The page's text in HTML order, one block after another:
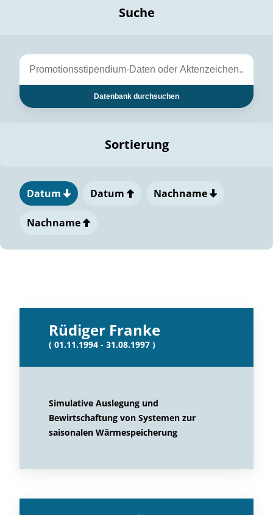
Suche
Datenbank durchsuchen
Sortierung
Datum Datum Nachname
Nachname
Rüdiger Franke
( 01.11.1994 - 31.08.1997 )
Simulative Auslegung und
Bewirtschaftung von Systemen zur
saisonalen Wärmespeicherung